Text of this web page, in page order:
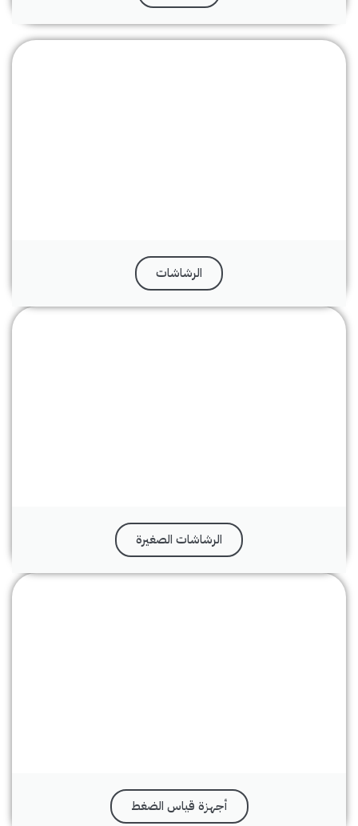
الرشاشات
الرشاشات الصغيرة
أجهزة قياس الضغط